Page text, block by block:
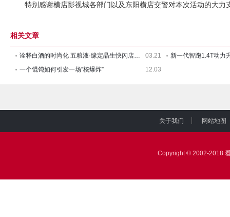
特别感谢横店影视城各部门以及东阳横店交警对本次活动的大力
相关文章
诠释白酒的时尚化 五粮液·缘定晶生快闪店引爆社交圈
03.21
一个馄饨如何引发一场“核爆炸”
12.03
关于我们
网站地图
Copyright © 2002-2018